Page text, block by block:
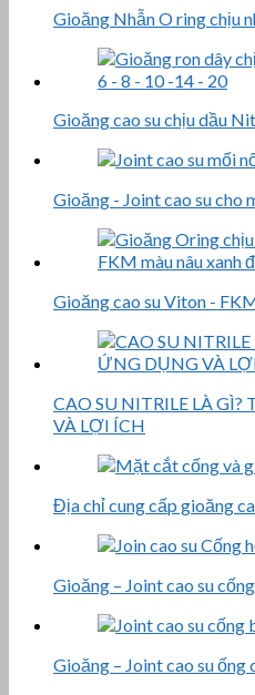
Gioăng Nhẫn O ring chịu
Gioăng cao su chịu dầu
Gioăng - Joint cao su cho
Gioăng cao su Viton -
CAO SU NITRILE LÀ
VÀ LỢI ÍCH
Địa chỉ cung cấp gioăng
Gioăng – Joint cao su
Gioăng – Joint cao su